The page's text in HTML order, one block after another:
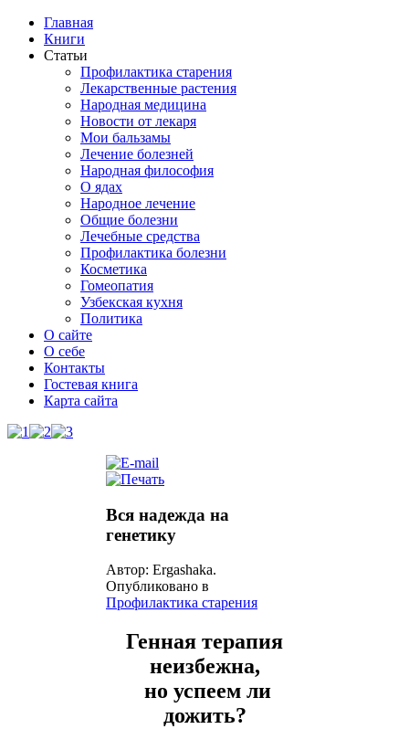
Главная
Книги
Статьи
Профилактика старения
Лекарственные растения
Народная медицина
Новости от лекаря
Мои бальзамы
Лечение болезней
Народная философия
О ядах
Народное лечение
Общие болезни
Лечебные средства
Профилактика болезни
Косметика
Гомеопатия
Узбекская кухня
Политика
О сайте
О себе
Контакты
Гостевая книга
Карта сайта
Вся надежда на
генетику
Автор: Ergashaka.
Опубликовано в
Профилактика старения
Генная терапия
неизбежна,
но успеем ли
дожить?